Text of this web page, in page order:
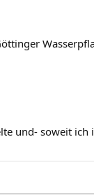
und- soweit